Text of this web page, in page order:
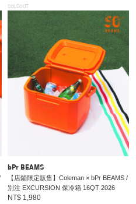
SOLDOUT
bPr BEAMS
【店鋪限定販售】Coleman × bPr BEAMS /
別注 EXCURSION 保冷箱 16QT 2026
NT$ 1,980